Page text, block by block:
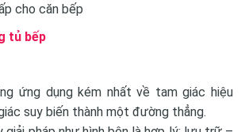
cho căn bếp
tủ bếp
ứng dụng kém nhất về tam giác hiệu
suy biến thành một đường thẳng.